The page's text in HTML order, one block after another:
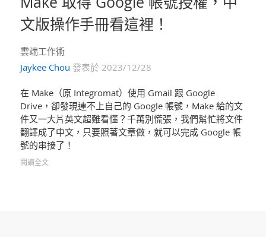
文版操作手冊看這裡！
雲端工作術
Jaykee Chou 發表於 2023/12/28
在 Make（原 Integromat）使用 Gmail 跟 Google
Drive，卻發現連不上自己的 Google 帳號，Make 給的文
件又一大片英文超難看懂？千萬別慌張，我們幫忙將文件
翻譯成了中文，只要照著文章做，就可以完成 Google 帳
號的串接了！
閱讀全文